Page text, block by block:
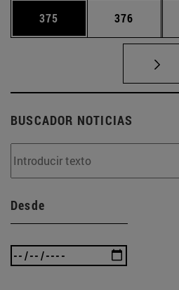
Página
375 Página
376
BUSCADOR NOTICIAS
Desde